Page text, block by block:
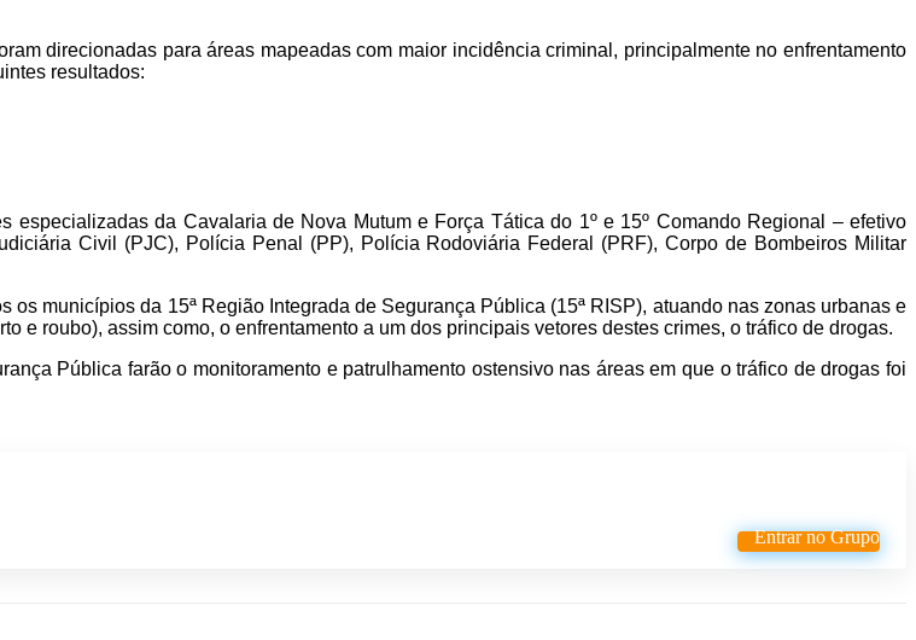
direcionadas para áreas mapeadas com maior incidência criminal, principalmente no enfrentamento
resultados:
especializadas da Cavalaria de Nova Mutum e Força Tática do 1º e 15º Comando Regional – efetivo
Civil (PJC), Polícia Penal (PP), Polícia Rodoviária Federal (PRF), Corpo de Bombeiros Militar
municípios da 15ª Região Integrada de Segurança Pública (15ª RISP), atuando nas zonas urbanas e
e roubo), assim como, o enfrentamento a um dos principais vetores destes crimes, o tráfico de drogas.
Pública farão o monitoramento e patrulhamento ostensivo nas áreas em que o tráfico de drogas foi
Entrar no Grupo